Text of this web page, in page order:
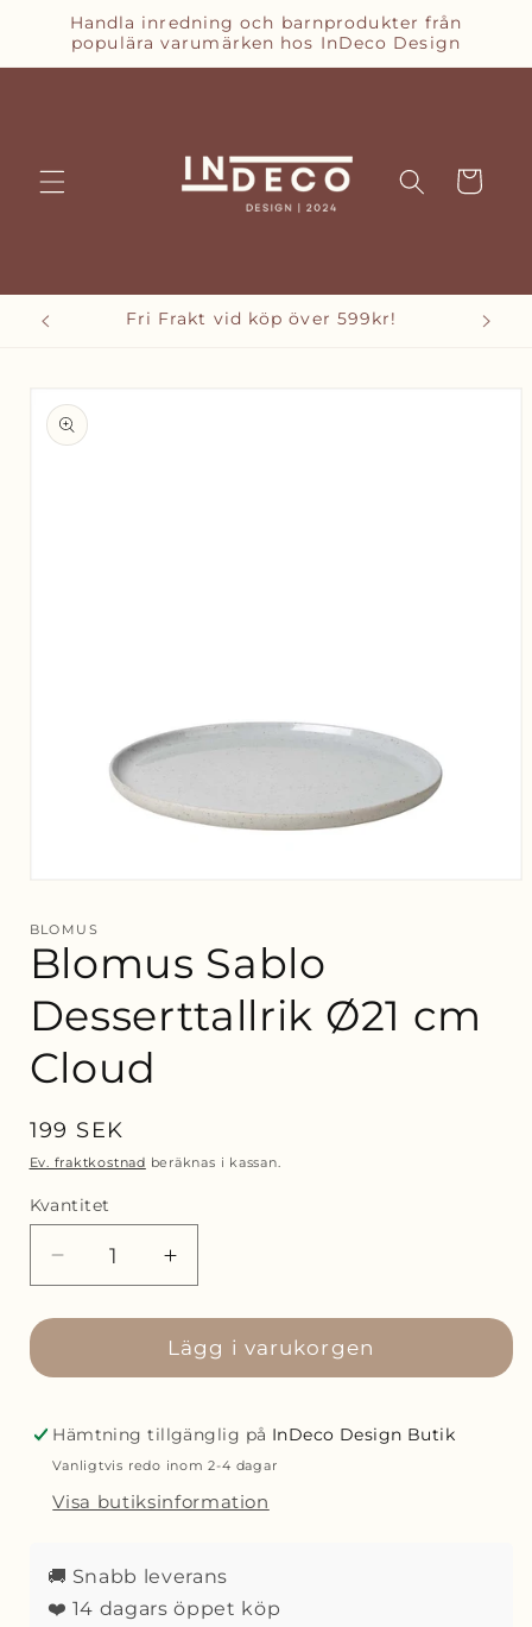
vidareHandla inredning och barnprodukter från
populära varumärken hos InDeco Design
Varukorg
Fri Frakt vid köp över 599kr!
1
i
modalfönster
BLOMUS
Blomus Sablo
Desserttallrik Ø21 cm
Cloud
Ordinarie
pris
199 SEK
Ev. fraktkostnad beräknas i kassan.
Kvantitet
Minska
kvantitet
för
Sablo
Ø21
cm
Öka
kvantitet
för
Blomus
Sablo
Ø21
cm
Lägg i varukorgen
Hämtning tillgänglig på InDeco Design Butik
Vanligtvis redo inom 2-4 dagar
Visa butiksinformation
🚚 Snabb leverans
❤️ 14 dagars öppet köp